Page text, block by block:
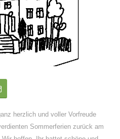
herzlich und voller Vorfreude
Sommerferien zurück am